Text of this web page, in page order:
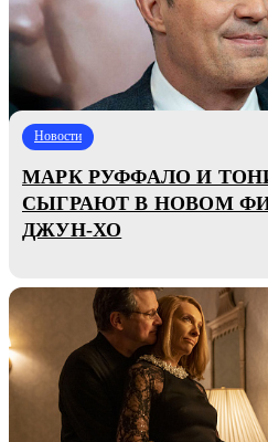
Новости
МАРК РУФФАЛО И
СЫГРАЮТ В НОВОМ
ДЖУН-ХО